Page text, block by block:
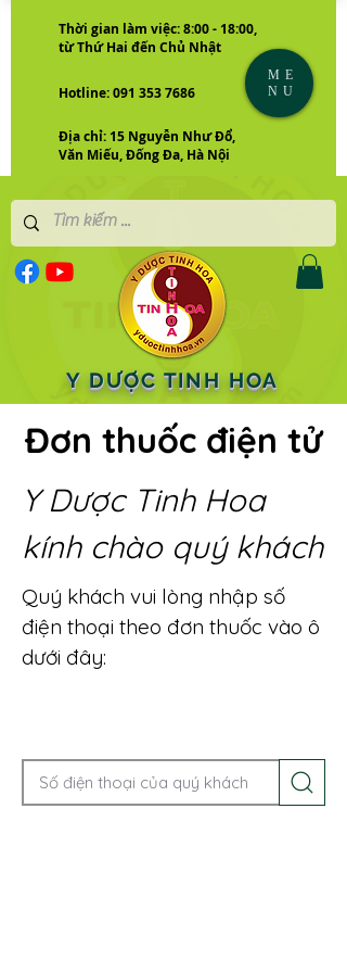
Thời gian làm việc: 8:00 - 18:00,
từ Thứ Hai đến Chủ Nhật
Hotline: 091 353 7686
Địa chỉ: 15 Nguyễn Như Đổ,
Văn Miếu, Đống Đa, Hà Nội
Y DƯỢC TINH HOA
ME
NU
Đơn thuốc điện tử
Y Dược Tinh Hoa
kính chào quý khách
Quý khách vui lòng nhập số
điện thoại theo đơn thuốc vào ô
dưới đây: